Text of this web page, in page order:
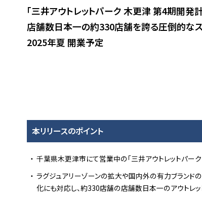
「三井アウトレットパーク 木更津 第4期開発
店舗数日本一の約330店舗を誇る圧倒的な
2025年夏 開業予定
本リリースのポイント
千葉県木更津市にて営業中の「三井アウトレットパ
ラグジュアリーゾーンの拡大や国内外の有力ブランド
化にも対応し、約330店舗の店舗数日本一のアウトレ